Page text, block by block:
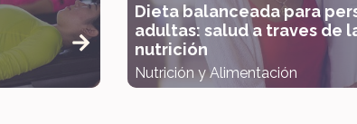
Dieta balanceada para
adultas: salud a traves de
nutrición
Nutrición y Alimentación